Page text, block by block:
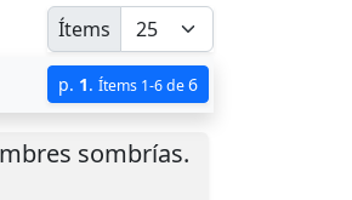
Ítems
p. 1. Ítems 1-6 de6
sombrías.